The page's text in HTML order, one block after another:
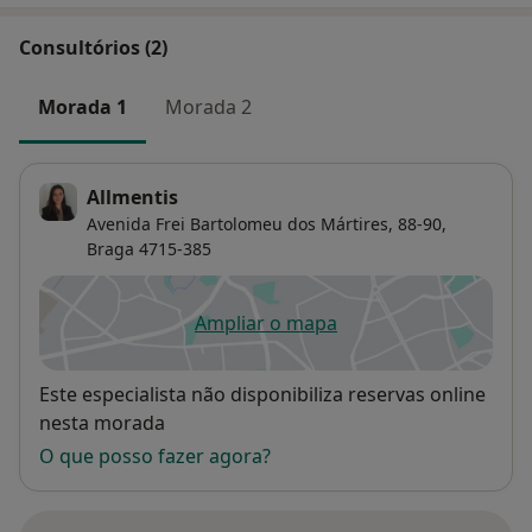
Consultórios (2)
Morada 1 Morada 2
Allmentis
Avenida Frei Bartolomeu dos Mártires, 88-90,
Braga 4715-385
Ampliar o mapaabre num novo separador
Disponibilidade
Este especialista não disponibiliza reservas online
nesta morada
O que posso fazer agora?